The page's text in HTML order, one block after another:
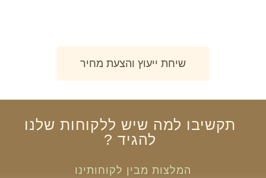
שיחת ייעוץ והצעת מחיר
תקשיבו למה שיש ללקוחות שלנו
להגיד ?
המלצות מבין לקוחותינו